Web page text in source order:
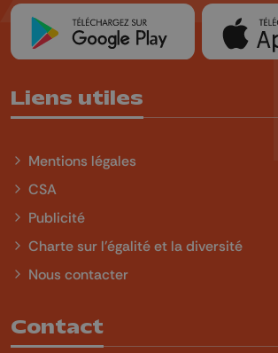
Liens utiles
Mentions légales
CSA
Publicité
Charte sur l'égalité et la diversité
Nous contacter
Contact